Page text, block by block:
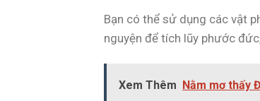
Bạn có thể sử dụng các vật
nguyện để tích lũy phước
Xem Thêm Nằm mơ thấy